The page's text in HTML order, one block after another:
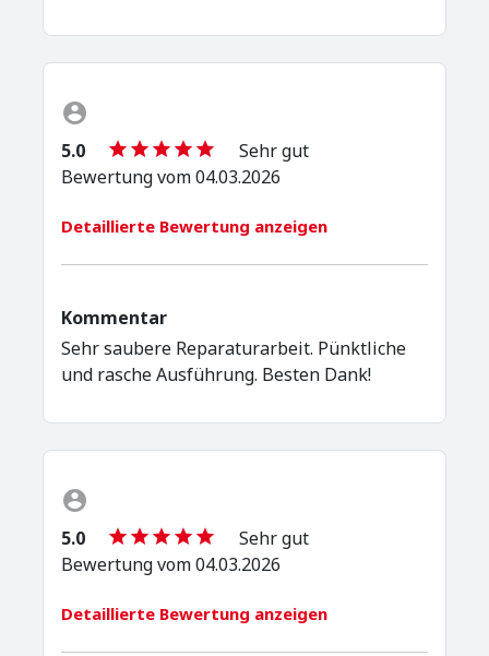
5.0
Sehr gut
Bewertung vom 04.03.2026
Detaillierte Bewertung anzeigen
Kommentar
Sehr saubere Reparaturarbeit. Pünktliche
und rasche Ausführung. Besten Dank!
5.0
Sehr gut
Bewertung vom 04.03.2026
Detaillierte Bewertung anzeigen